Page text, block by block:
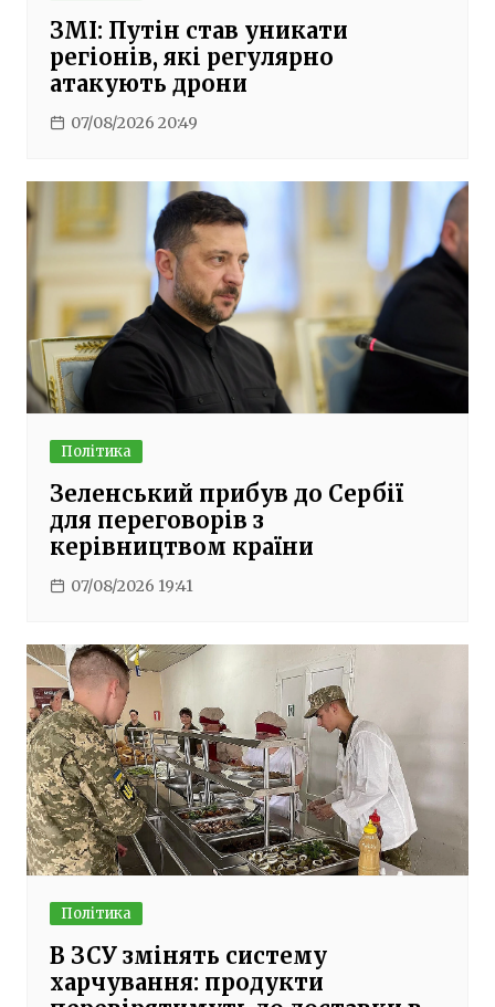
ЗМІ: Путін став уникати
регіонів, які регулярно
атакують дрони
07/08/2026 20:49
Політика
Зеленський прибув до Сербії
для переговорів з
керівництвом країни
07/08/2026 19:41
Політика
В ЗСУ змінять систему
харчування: продукти